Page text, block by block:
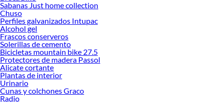
Sabanas Just home collection
Chuso
Perfiles galvanizados Intupac
Alcohol gel
Frascos conserveros
Solerillas de cemento
Bicicletas mountain bike 27.5
Protectores de madera Passol
Alicate cortante
Plantas de interior
Urinario
Cunas y colchones Graco
Radio